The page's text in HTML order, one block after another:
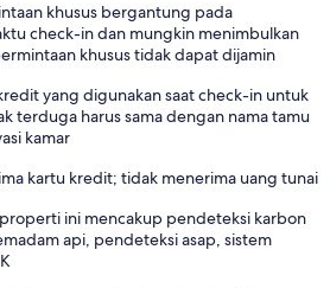
khusus bergantung pada
check-in dan mungkin menimbulkan
khusus tidak dapat dijamin
yang digunakan saat check-in untuk
terduga harus sama dengan nama tamu
kamar
kartu kredit; tidak menerima uang tunai
ini mencakup pendeteksi karbon
api, pendeteksi asap, sistem